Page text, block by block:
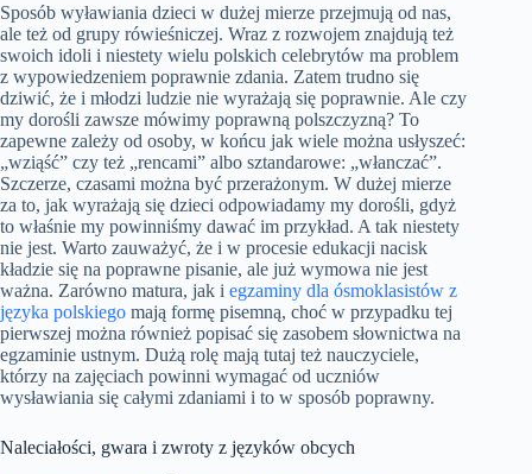
Sposób wyławiania dzieci w dużej mierze przejmują od nas,
ale też od grupy rówieśniczej. Wraz z rozwojem znajdują też
swoich idoli i niestety wielu polskich celebrytów ma problem
z wypowiedzeniem poprawnie zdania. Zatem trudno się
dziwić, że i młodzi ludzie nie wyrażają się poprawnie. Ale czy
my dorośli zawsze mówimy poprawną polszczyzną? To
zapewne zależy od osoby, w końcu jak wiele można usłyszeć:
„wziąść” czy też „rencami” albo sztandarowe: „włanczać”.
Szczerze, czasami można być przerażonym. W dużej mierze
za to, jak wyrażają się dzieci odpowiadamy my dorośli, gdyż
to właśnie my powinniśmy dawać im przykład. A tak niestety
nie jest. Warto zauważyć, że i w procesie edukacji nacisk
kładzie się na poprawne pisanie, ale już wymowa nie jest
ważna. Zarówno matura, jak i egzaminy dla ósmoklasistów z
języka polskiego mają formę pisemną, choć w przypadku tej
pierwszej można również popisać się zasobem słownictwa na
egzaminie ustnym. Dużą rolę mają tutaj też nauczyciele,
którzy na zajęciach powinni wymagać od uczniów
wysławiania się całymi zdaniami i to w sposób poprawny.
Naleciałości, gwara i zwroty z języków obcych